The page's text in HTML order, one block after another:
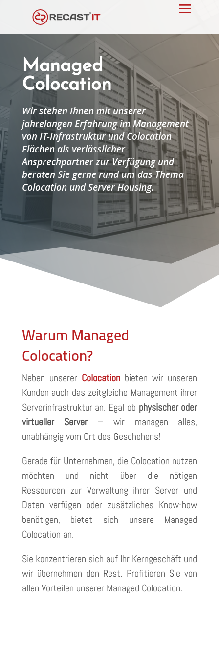
Managed
Colocation
Wir stehen Ihnen mit unserer
jahrelangen Erfahrung im Management
von IT-Infrastruktur und Colocation
Flächen als verlässlicher
Ansprechpartner zur Verfügung und
beraten Sie gerne rund um das Thema
Colocation und Server Housing.
Warum Managed
Colocation?
Neben unserer Colocationbieten wir unseren
Kunden auch das zeitgleiche Management ihrer
Serverinfrastruktur an. Egal ob physischer oder
virtueller Server– wir managen alles,
unabhängig vom Ort des Geschehens!
Gerade für Unternehmen, die Colocation nutzen
möchten und nicht über die nötigen
Ressourcen zur Verwaltung ihrer Server und
Daten verfügen oder zusätzliches Know-how
benötigen, bietet sich unsere Managed
Colocation an.
Sie konzentrieren sich auf Ihr Kerngeschäft und
wir übernehmen den Rest. Profitieren Sie von
allen Vorteilen unserer Managed Colocation.